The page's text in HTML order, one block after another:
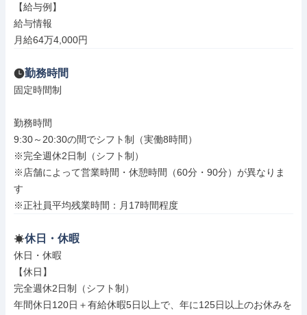
【給与例】
給与情報
月給64万4,000円
勤務時間
固定時間制
勤務時間
9:30～20:30の間でシフト制（実働8時間）
※完全週休2日制（シフト制）
※店舗によって営業時間・休憩時間（60分・90分）が異なりま
す
※正社員平均残業時間：月17時間程度
休日・休暇
休日・休暇
【休日】
完全週休2日制（シフト制）
年間休日120日＋有給休暇5日以上で、年に125日以上のお休みを